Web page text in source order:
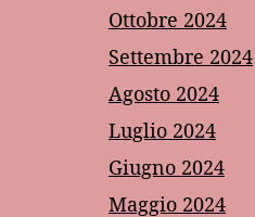
Ottobre 2024
Settembre 2024
Agosto 2024
Luglio 2024
Giugno 2024
Maggio 2024